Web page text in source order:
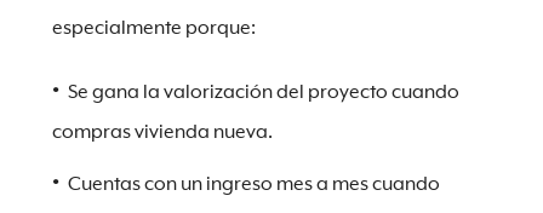
especialmente porque:
Se gana la valorización del proyecto cuando
compras vivienda nueva.
Cuentas con un ingreso mes a mes cuando